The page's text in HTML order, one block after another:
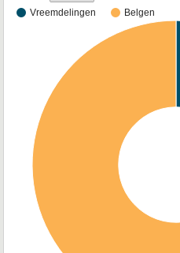
Vreemdelingen Belgen